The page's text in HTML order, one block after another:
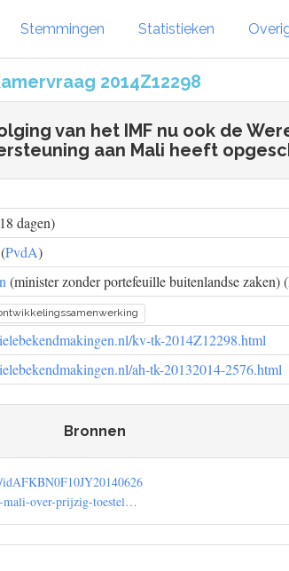
Stemmingen Statistieken
2014Z12298
van het IMF nu ook de
aan Mali heeft
dagen)
PvdA)
(minister zonder portefeuille buitenlandse zaken) (
kv-tk-2014Z12298.html
ah-tk-20132014-2576.html
Bronnen
over-prijzig-toestel…